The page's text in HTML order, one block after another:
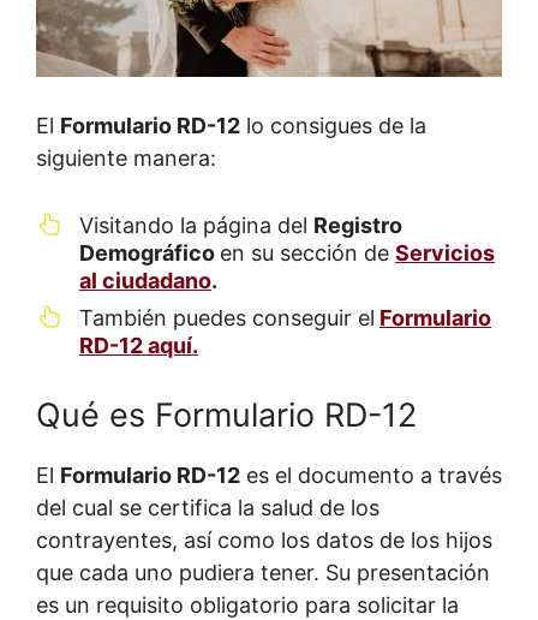
El Formulario RD-12 lo consigues de la
siguiente manera:
Visitando la página del Registro
Demográfico en su sección de Servicios
al ciudadano.
También puedes conseguir el Formulario
RD-12 aquí.
Qué es Formulario RD-12
El Formulario RD-12 es el documento a través
del cual se certifica la salud de los
contrayentes, así como los datos de los hijos
que cada uno pudiera tener. Su presentación
es un requisito obligatorio para solicitar la